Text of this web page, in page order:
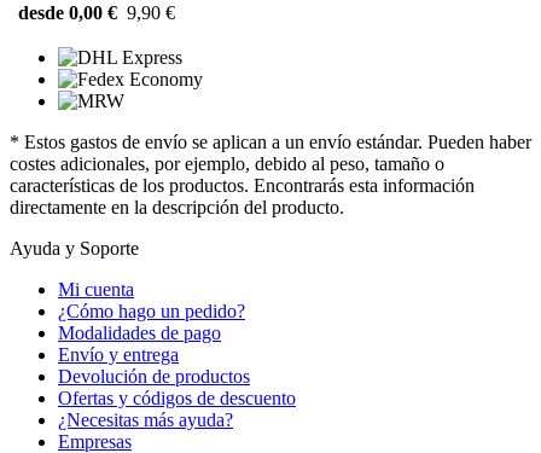
desde 0,00 € 9,90 €
* Estos gastos de envío se aplican a un envío estándar. Pueden haber
costes adicionales, por ejemplo, debido al peso, tamaño o
características de los productos. Encontrarás esta información
directamente en la descripción del producto.
Ayuda y Soporte
Mi cuenta
¿Cómo hago un pedido?
Modalidades de pago
Envío y entrega
Devolución de productos
Ofertas y códigos de descuento
¿Necesitas más ayuda?
Empresas